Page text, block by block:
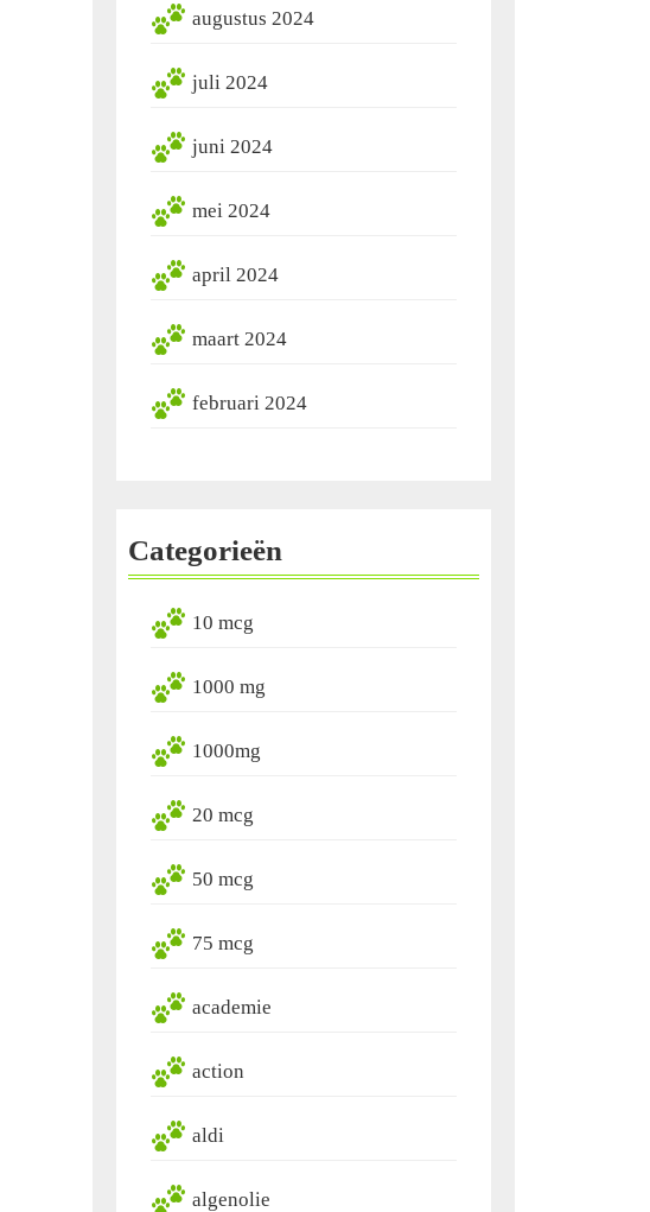
augustus 2024
juli 2024
juni 2024
mei 2024
april 2024
maart 2024
februari 2024
Categorieën
10 mcg
1000 mg
1000mg
20 mcg
50 mcg
75 mcg
academie
action
aldi
algenolie